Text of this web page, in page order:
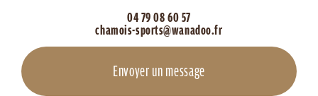
04 79 08 60 57
chamois-sports@wanadoo.fr
Envoyer un message